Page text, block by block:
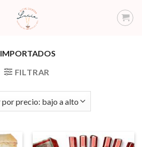
IMPORTADOS
FILTRAR